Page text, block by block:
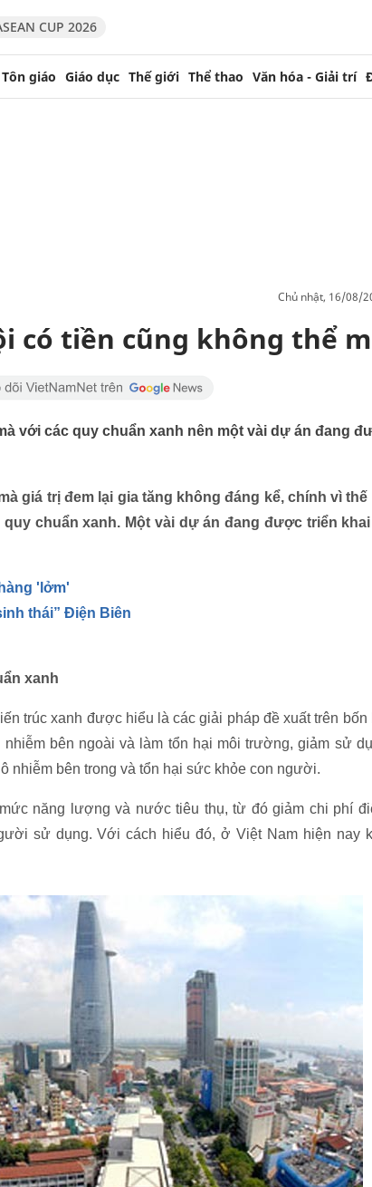
CUP 2026
giáo Giáo dục Thế giới Thể thao Văn hóa - Giải trí
chủ nhật, 16/08/
có tiền cũng không thể
với các quy chuẩn xanh nên một vài dự án đang
giá trị đem lại gia tăng không đáng kể, chính vì thế
chuẩn xanh. Một vài dự án đang được triển
'lởm'
thái” Điện Biên
xanh
trúc xanh được hiểu là các giải pháp đề xuất trên bốn
bên ngoài và làm tổn hại môi trường, giảm sử
nhiễm bên trong và tổn hại sức khỏe con người.
năng lượng và nước tiêu thụ, từ đó giảm chi phí
sử dụng. Với cách hiểu đó, ở Việt Nam hiện nay